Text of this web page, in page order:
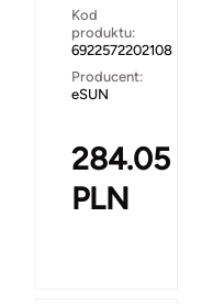
Kod
produktu:
6922572202108
Producent:
eSUN
284.05
PLN